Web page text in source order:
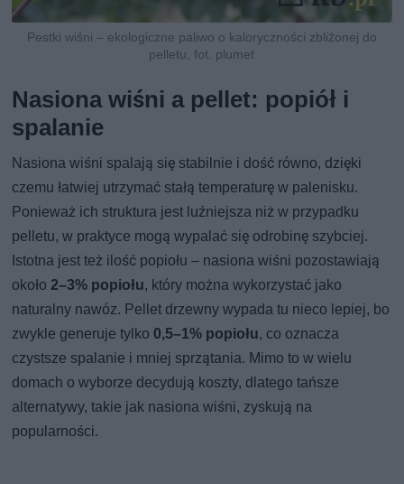
Pestki wiśni – ekologiczne paliwo o kaloryczności zbliżonej do
pelletu, fot. plumet
Nasiona wiśni a pellet: popiół i
spalanie
Nasiona wiśni spalają się stabilnie i dość równo, dzięki
czemu łatwiej utrzymać stałą temperaturę w palenisku.
Ponieważ ich struktura jest luźniejsza niż w przypadku
pelletu, w praktyce mogą wypalać się odrobinę szybciej.
Istotna jest też ilość popiołu – nasiona wiśni pozostawiają
około2–3% popiołu, który można wykorzystać jako
naturalny nawóz. Pellet drzewny wypada tu nieco lepiej, bo
zwykle generuje tylko 0,5–1% popiołu, co oznacza
czystsze spalanie i mniej sprzątania. Mimo to w wielu
domach o wyborze decydują koszty, dlatego tańsze
alternatywy, takie jak nasiona wiśni, zyskują na
popularności.